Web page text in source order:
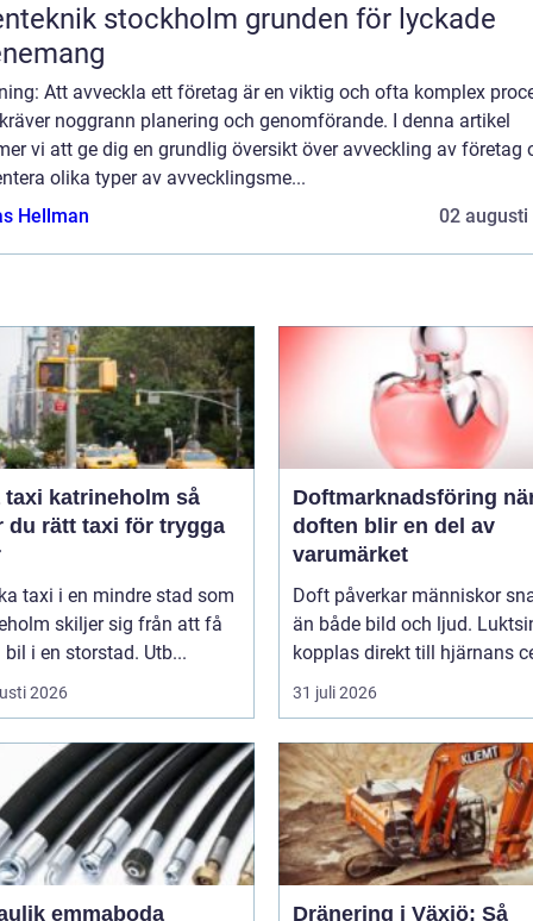
stockholm grunden för lyckade
Att avveckla ett företag är en viktig och ofta komplex
noggrann planering och genomförande. I denna artikel
vi att ge dig en grundlig översikt över avveckling av företag
olika typer av avvecklingsme...
Hellman
02 augusti
katrineholm så
du rätt taxi för trygga
taxi i en mindre stad som
skiljer sig från att få
bil i en storstad. Utb...
2026
Doftmarknadsföring när
doften blir en del av
varumärket
Doft påverkar människor
än både bild och ljud.
kopplas direkt till hjärnans
31 juli 2026
emmaboda Dränering i Växjö: Så